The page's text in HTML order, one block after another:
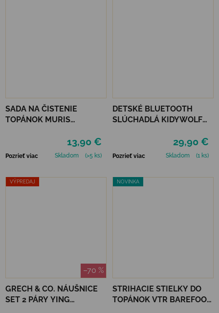
SADA NA ČISTENIE
TOPÁNOK MURIS
13,90 €
Pozrieť viac Skladom (>5 ks)
DETSKÉ BLUETOOTH
SLÚCHADLÁ KIDYWOLF
29,90 €
Pozrieť viac Skladom (1 ks)
VÝPREDAJ
–70 %
GRECH & CO. NÁUŠNICE
SET 2 PÁRY YING
NOVINKA
STRIHACIE STIELKY DO
TOPÁNOK VTR BAREFOOT